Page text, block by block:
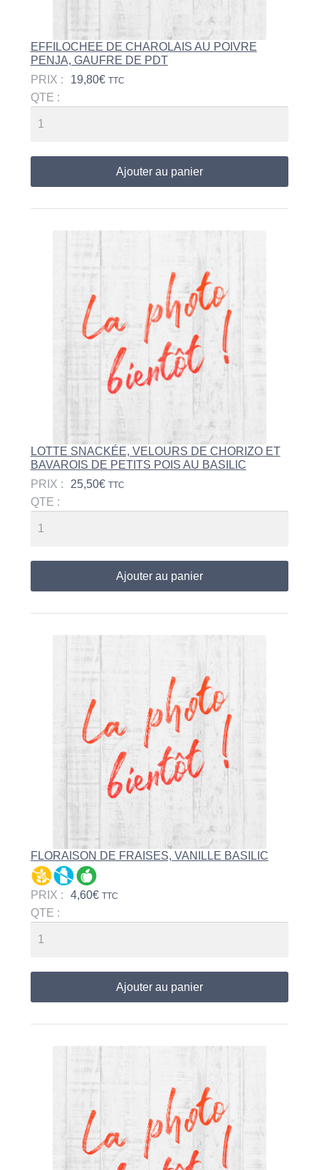
EFFILOCHEE DE CHAROLAIS AU POIVRE
PENJA, GAUFRE DE PDT
PRIX :
19,80€ TTC
QTE :
Ajouter au panier
LOTTE SNACKÉE, VELOURS DE CHORIZO ET
BAVAROIS DE PETITS POIS AU BASILIC
PRIX :
25,50€ TTC
QTE :
Ajouter au panier
FLORAISON DE FRAISES, VANILLE BASILIC
PRIX : 4,60€ TTC
QTE :
Ajouter au panier